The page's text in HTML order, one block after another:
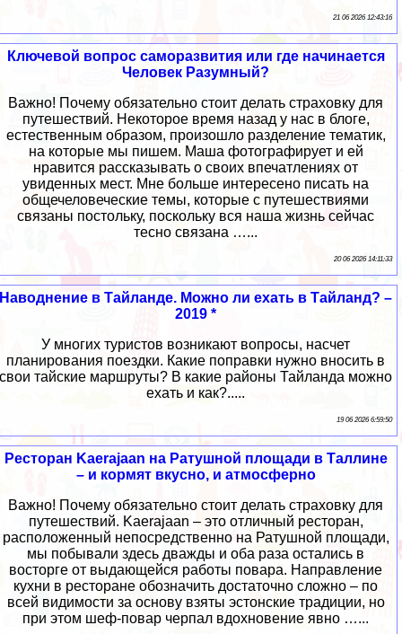
21 06 2026 12:43:16
Ключевой вопрос саморазвития или где начинается
Человек Разумный?
Важно! Почему обязательно стоит делать страховку для
путешествий. Некоторое время назад у нас в блоге,
естественным образом, произошло разделение тематик,
на которые мы пишем. Маша фотографирует и ей
нравится рассказывать о своих впечатлениях от
увиденных мест. Мне больше интересено писать на
общечеловеческие темы, которые с путешествиями
связаны постольку, поскольку вся наша жизнь сейчас
тесно связана …...
20 06 2026 14:11:33
Наводнение в Тайланде. Можно ли ехать в Тайланд? –
2019 *
У многих туристов возникают вопросы, насчет
планирования поездки. Какие поправки нужно вносить в
свои тайские маршруты? В какие районы Тайланда можно
ехать и как?.....
19 06 2026 6:59:50
Ресторан Kaerajaan на Ратушной площади в Таллине
– и кормят вкусно, и атмосферно
Важно! Почему обязательно стоит делать страховку для
путешествий. Kaerajaan – это отличный ресторан,
расположенный непосредственно на Ратушной площади,
мы побывали здесь дважды и оба раза остались в
восторге от выдающейся работы повара. Направление
кухни в ресторане обозначить достаточно сложно – по
всей видимости за основу взяты эстонские традиции, но
при этом шеф-повар черпал вдохновение явно …...